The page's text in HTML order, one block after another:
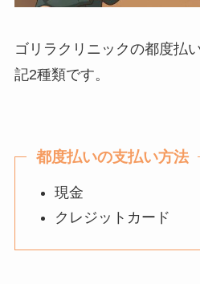
ゴリラクリニックの都度払
記2種類です。
都度払いの支払い方法
現金
クレジットカード